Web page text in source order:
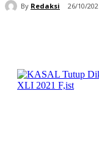
By Redaksi 26/10/